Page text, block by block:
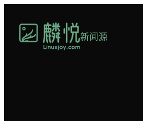
新闻源